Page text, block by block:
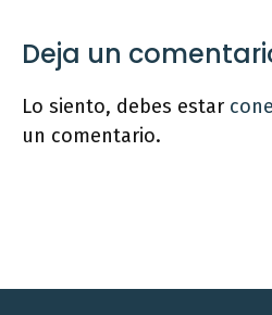
Deja un
Lo siento, debes estar
un comentario.